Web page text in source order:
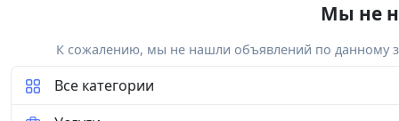
Мы не
К сожалению, мы не нашли объявлений по данному
Все категории